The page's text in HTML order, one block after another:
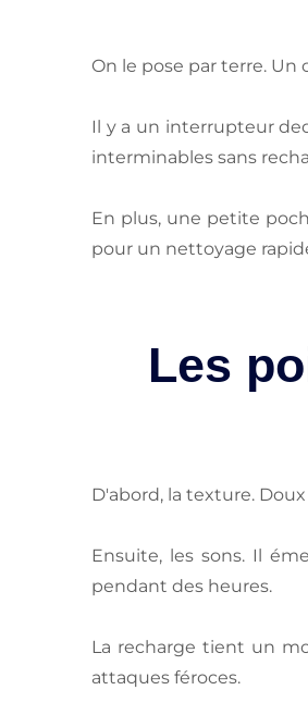
On le pose par terre. Un
Il y a un interrupteur
interminables sans
En plus, une petite
pour un nettoyage
Les
D'abord, la texture.
Ensuite, les sons. Il
pendant des heures.
La recharge tient un
attaques féroces.